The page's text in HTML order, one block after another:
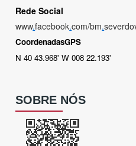
Rede Social
www.facebook.com/bm.
CoordenadasGPS
N 40 43.968' W 008 22.193'
SOBRE NÓS